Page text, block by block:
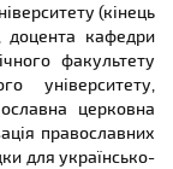
(кінець
кафедри
факультету
університету,
церковна
православних
для українсько-